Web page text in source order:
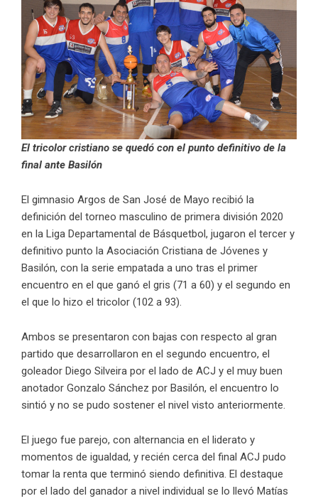
El tricolor cristiano se quedó con el punto definitivo de la
final ante Basilón
El gimnasio Argos de San José de Mayo recibió la
definición del torneo masculino de primera división 2020
en la Liga Departamental de Básquetbol, jugaron el tercer y
definitivo punto la Asociación Cristiana de Jóvenes y
Basilón, con la serie empatada a uno tras el primer
encuentro en el que ganó el gris (71 a 60) y el segundo en
el que lo hizo el tricolor (102 a 93).
Ambos se presentaron con bajas con respecto al gran
partido que desarrollaron en el segundo encuentro, el
goleador Diego Silveira por el lado de ACJ y el muy buen
anotador Gonzalo Sánchez por Basilón, el encuentro lo
sintió y no se pudo sostener el nivel visto anteriormente.
El juego fue parejo, con alternancia en el liderato y
momentos de igualdad, y recién cerca del final ACJ pudo
tomar la renta que terminó siendo definitiva. El destaque
por el lado del ganador a nivel individual se lo llevó Matías